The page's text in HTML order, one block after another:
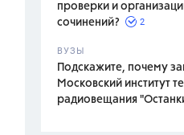
проверки и
сочинений?
2
ВУЗЫ
Подскажите, почему
Московский институт
радиовещания